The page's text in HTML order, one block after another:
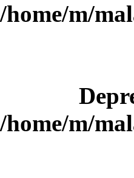
/home/m/
/home/m/